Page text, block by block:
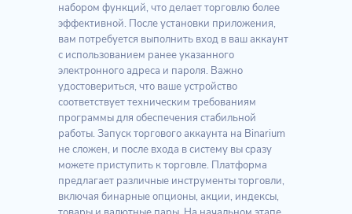
набором функций, что делает торговлю более
эффективной. После установки приложения,
вам потребуется выполнить вход в ваш аккаунт
с использованием ранее указанного
электронного адреса и пароля. Важно
удостовериться, что ваше устройство
соответствует техническим требованиям
программы для обеспечения стабильной
работы. Запуск торгового аккаунта на Binarium
не сложен, и после входа в систему вы сразу
можете приступить к торговле. Платформа
предлагает различные инструменты торговли,
включая бинарные опционы, акции, индексы,